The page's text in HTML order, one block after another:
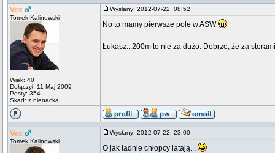
Vex
Tomek Kalinowski
Wiek: 40
Dołączył: 11 Maj 2009
Posty: 354
Skąd: z nienacka
Wysłany: 2012-07-22, 08:52
No to mamy pierwsze pole w ASW
Łukasz...200m to nie za dużo. Dobrze, że za
Vex
Tomek Kalinowski
Wysłany: 2012-07-22, 23:00
O jak ładnie chłopcy latają...